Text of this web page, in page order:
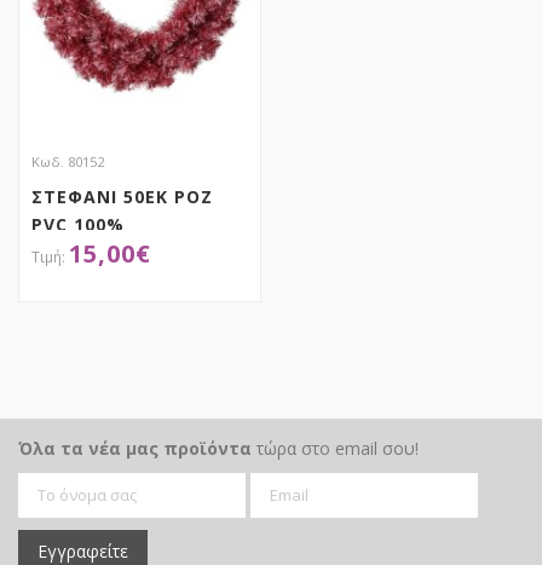
Κωδ. 80152
ΣΤΕΦΑΝΙ 50ΕΚ ΡΟΖ
PVC 100%
15,00€
Όλα τα νέα μας προϊόντα τώρα στο email σου!
Εγγραφείτε